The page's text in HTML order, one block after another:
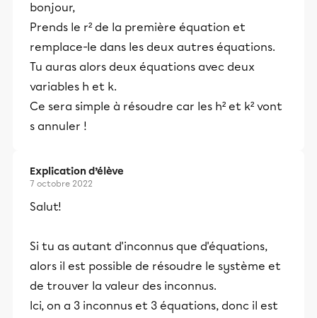
bonjour,
Prends le r² de la première équation et
remplace-le dans les deux autres équations.
Tu auras alors deux équations avec deux
variables h et k.
Ce sera simple à résoudre car les h² et k² vont
s annuler !
Explication d’élève
7 octobre 2022
Salut!
Si tu as autant d'inconnus que d'équations,
alors il est possible de résoudre le système et
de trouver la valeur des inconnus.
Ici, on a 3 inconnus et 3 équations, donc il est